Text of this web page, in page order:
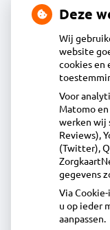
Acdapha
Plantage 29,
0229-23 90 36
Inschrijven
Centrale
Deze
Wij
website
cookies en
Voor
Matomo
werken wij
Reviews),
(Twitter),
gegevens
Via
u op ieder
aanpassen.